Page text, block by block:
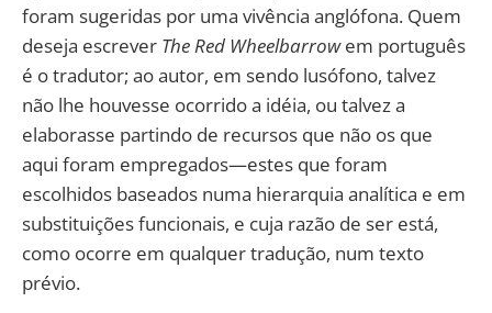
foram sugeridas por uma vivência anglófona. Quem
deseja escrever The Red Wheelbarrowem português
é o tradutor; ao autor, em sendo lusófono, talvez
não lhe houvesse ocorrido a idéia, ou talvez a
elaborasse partindo de recursos que não os que
aqui foram empregados—estes que foram
escolhidos baseados numa hierarquia analítica e em
substituições funcionais, e cuja razão de ser está,
como ocorre em qualquer tradução, num texto
prévio.